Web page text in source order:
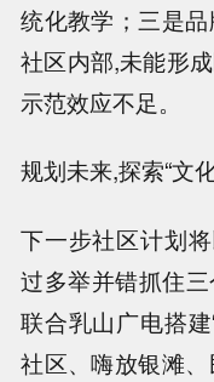
统化教学；三是
社区内部,未能形
示范效应不足。
规划未来,探索“文
下一步社区计划
过多举并错抓住
联合乳山广电搭
社区、嗨放银滩